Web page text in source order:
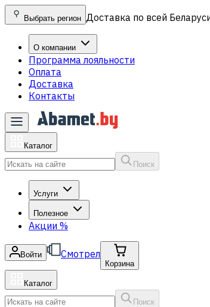
Выбрать регион Доставка по всей
О компании
Программа лояльности
Оплата
Доставка
Контакты
Каталог
Поиск
Услуги
Полезное
Акции %
Войти Смотрел
Корзина
Каталог
Поиск